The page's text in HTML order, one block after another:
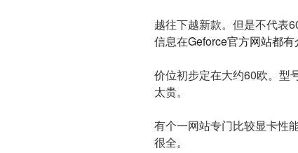
越往下越新款。但是不代表
信息在Geforce官方网站都有
价位初步定在大约60欧。型
太贵。
有个一网站专门比较显卡性
很全。